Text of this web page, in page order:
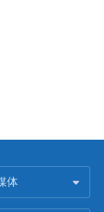
体